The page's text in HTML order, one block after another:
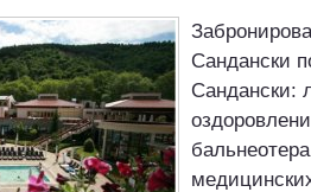
Сандански
Сандански: